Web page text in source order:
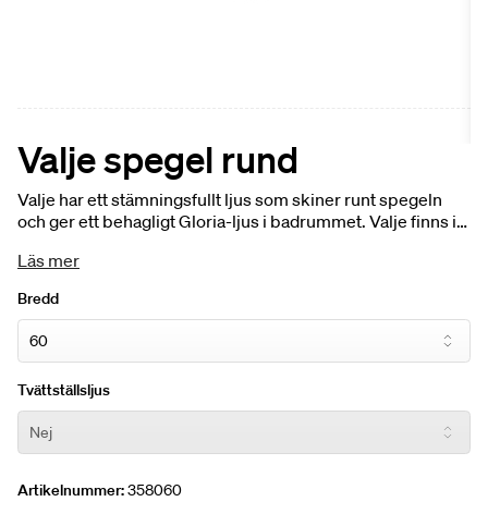
Valje spegel rund
Valje har ett stämningsfullt ljus som skiner runt spegeln
och ger ett behagligt Gloria-ljus i badrummet. Valje finns i
varför inte spegel i traditionellt uttryck.
Läs mer
Bredd
Tvättställsljus
Artikelnummer:358060